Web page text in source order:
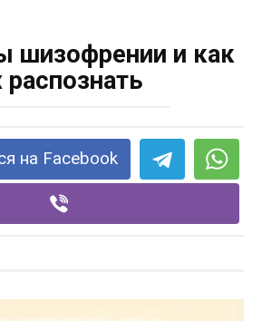
шизофрении и как
распознать
на Facebook